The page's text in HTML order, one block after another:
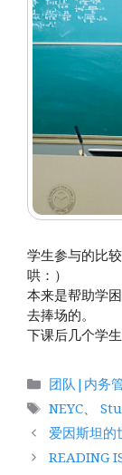
学生参与的比
哄：）
本来是帮助学
去捧场的。
下课后几个学
分
类
团队|内务
标
签
NEYC
爱因斯坦的
READING